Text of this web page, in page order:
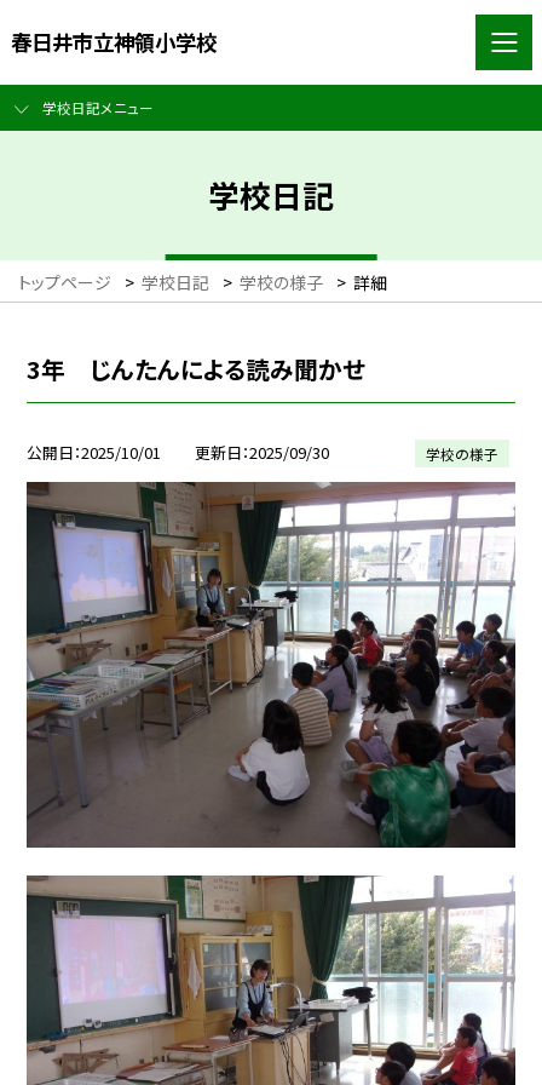
春日井市立神領小学校
学校日記メニュー
学校日記
トップページ > 学校日記 > 学校の様子 > 詳細
3年 じんたんによる読み聞かせ
公開日 2025/10/01 更新日 2025/09/30 学校の様子